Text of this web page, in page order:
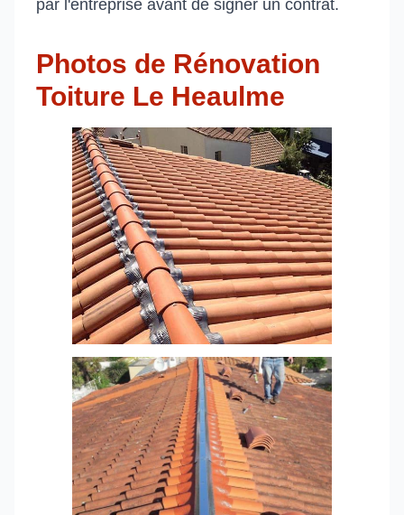
par l'entreprise avant de signer un contrat.
Photos de Rénovation
Toiture Le Heaulme